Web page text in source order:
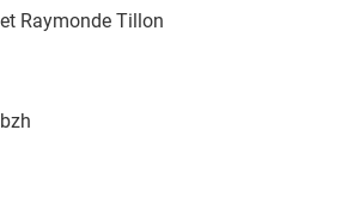
Raymonde Tillon